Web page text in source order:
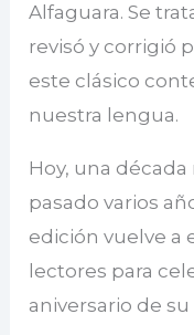
Alfaguara. Se
revisó y corrigió
este clásico
nuestra lengua.
Hoy, una
pasado varios
edición vuelve a
lectores para
aniversario de